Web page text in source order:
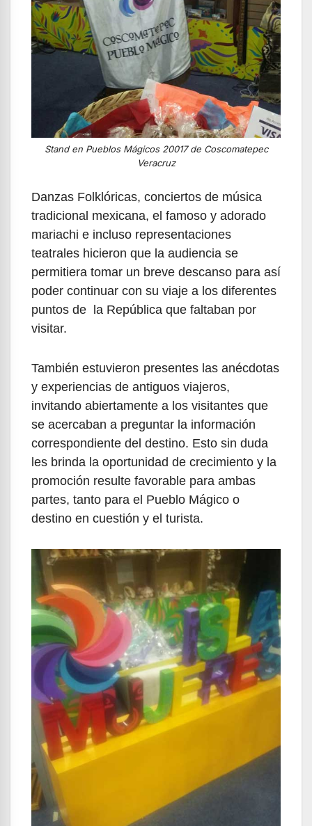
Stand en Pueblos Mágicos 20017 de Coscomatepec
Veracruz
Danzas Folklóricas, conciertos de música
tradicional mexicana, el famoso y adorado
mariachi e incluso representaciones
teatrales hicieron que la audiencia se
permitiera tomar un breve descanso para así
poder continuar con su viaje a los diferentes
puntos de la República que faltaban por
visitar.
También estuvieron presentes las anécdotas
y experiencias de antiguos viajeros,
invitando abiertamente a los visitantes que
se acercaban a preguntar la información
correspondiente del destino. Esto sin duda
les brinda la oportunidad de crecimiento y la
promoción resulte favorable para ambas
partes, tanto para el Pueblo Mágico o
destino en cuestión y el turista.